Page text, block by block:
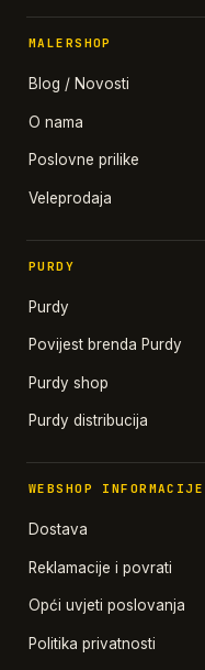
MALERSHOP
Blog / Novosti
O nama
Poslovne prilike
Veleprodaja
PURDY
Purdy
Povijest brenda Purdy
Purdy shop
Purdy distribucija
WEBSHOP INFORMACIJE
Dostava
Reklamacije i povrati
Opći uvjeti poslovanja
Politika privatnosti